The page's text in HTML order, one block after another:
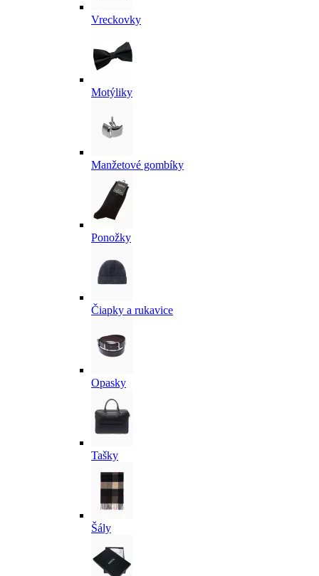
Vreckovky
Motýliky
Manžetové gombíky
Ponožky
Čiapky a rukavice
Opasky
Tašky
Šály